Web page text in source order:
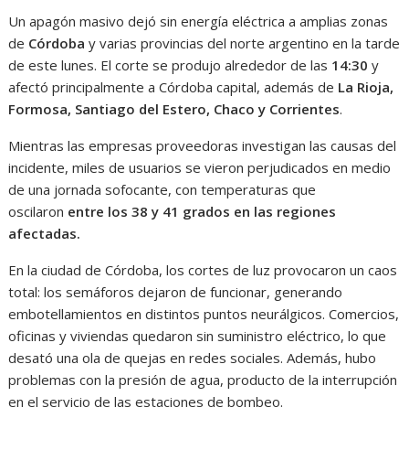
Un apagón masivo dejó sin energía eléctrica a amplias zonas
de Córdoba y varias provincias del norte argentino en la tarde
de este lunes. El corte se produjo alrededor de las 14:30 y
afectó principalmente a Córdoba capital, además de La Rioja,
Formosa, Santiago del Estero, Chaco y Corrientes.
Mientras las empresas proveedoras investigan las causas del
incidente, miles de usuarios se vieron perjudicados en medio
de una jornada sofocante, con temperaturas que
oscilaron entre los 38 y 41 grados en las regiones
afectadas.
En la ciudad de Córdoba, los cortes de luz provocaron un caos
total: los semáforos dejaron de funcionar, generando
embotellamientos en distintos puntos neurálgicos. Comercios,
oficinas y viviendas quedaron sin suministro eléctrico, lo que
desató una ola de quejas en redes sociales. Además, hubo
problemas con la presión de agua, producto de la interrupción
en el servicio de las estaciones de bombeo.